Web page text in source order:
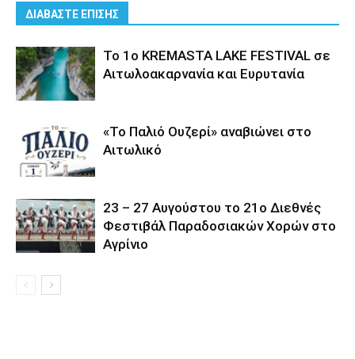
ΔΙΑΒΑΣΤΕ ΕΠΙΣΗΣ
Το 1ο KREMASTA LAKE FESTIVAL σε
Αιτωλοακαρνανία και Ευρυτανία
«Το Παλιό Ουζερί» αναβιώνει στο
Αιτωλικό
23 – 27 Aυγούστου το 21ο Διεθνές
Φεστιβάλ Παραδοσιακών Χορών στο
Αγρίνιο